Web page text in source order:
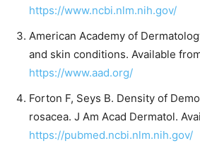
https://www.ncbi.nlm.nih.gov/
American Academy of
and skin conditions. Available
https://www.aad.org/
Forton F, Seys B. Density of
rosacea. J Am Acad Dermatol.
https://pubmed.ncbi.nlm.nih.gov/